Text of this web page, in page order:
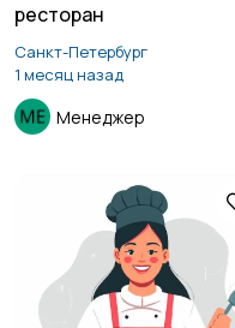
ресторан
Санкт-Петербург
1 месяц назад
Менеджер